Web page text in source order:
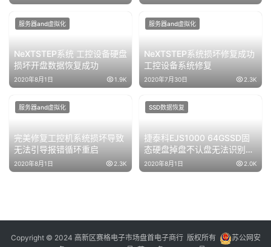
NeXTSTEP系统 工控设备硬盘
损坏开盘数据恢复成功
2020年8月1日 1.9K
服务器and虚拟化
NeXTSTEP系统损坏修复成功
工控设备系统修复
2020年7月30日 2.3K
服务器and虚拟化
完美修复工控机系统损坏导致
无法引导报错循环重启
2020年8月1日 2.3K
服务器and虚拟化
捷泰科EJS1000 64GSSD固
态硬盘掉盘不认盘无法识别数
据恢复成功
2020年8月1日 2.0K
SSD数据恢复
Copyright © 2024 高新区赛格电子市场盘首电子商行 版权所有
苏公网安